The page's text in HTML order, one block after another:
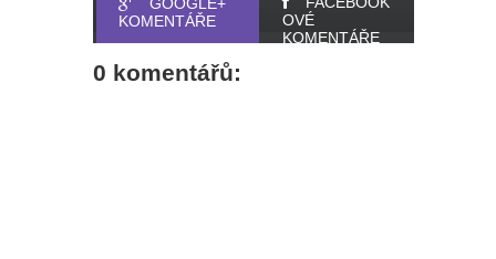
GOOGLE+
KOMENTÁŘE
OVÉ
KOMENTÁŘE
0 komentářů: